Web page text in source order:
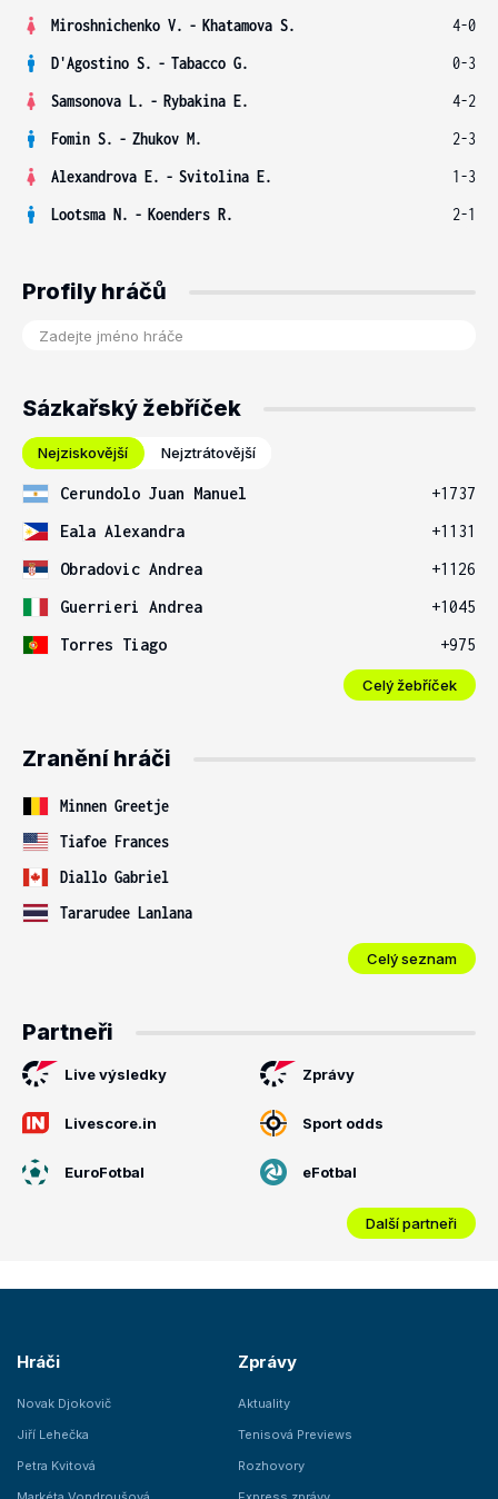
Miroshnichenko V. - Khatamova S.
4-0
D'Agostino S. - Tabacco G.
0-3
Samsonova L. - Rybakina E.
4-2
Fomin S. - Zhukov M.
2-3
Alexandrova E. - Svitolina E.
1-3
Lootsma N. - Koenders R. 2-1
Profily hráčů
Sázkařský žebříček
Nejziskovější Nejztrátovější
Cerundolo Juan Manuel
+1737
Eala Alexandra
+1131
Obradovic Andrea
+1126
Guerrieri Andrea
+1045
Torres Tiago
+975
Celý žebříček
Zranění hráči
Minnen Greetje
Tiafoe Frances
Diallo Gabriel
Tararudee Lanlana
Celý seznam
Partneři
Live výsledky Zprávy
Livescore.in Sport odds
EuroFotbal eFotbal
Další partneři
Hráči
Novak Djokovič
Jiří Lehečka
Petra Kvitová
Zprávy
Aktuality
Tenisová Previews
Rozhovory